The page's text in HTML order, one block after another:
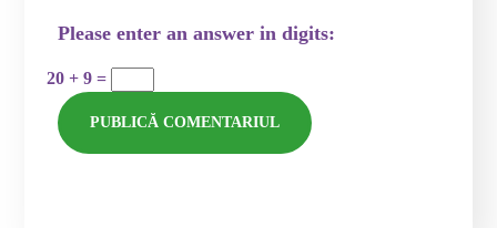
Please enter an answer in digits:
20 + 9 =